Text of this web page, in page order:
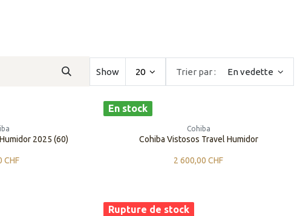
Trier par : En vedette
Show 20
2025 (60)
CHF
En stock
Cohiba
Cohiba Vistosos Travel Humidor
2 600,00 CHF
Rupture de stock